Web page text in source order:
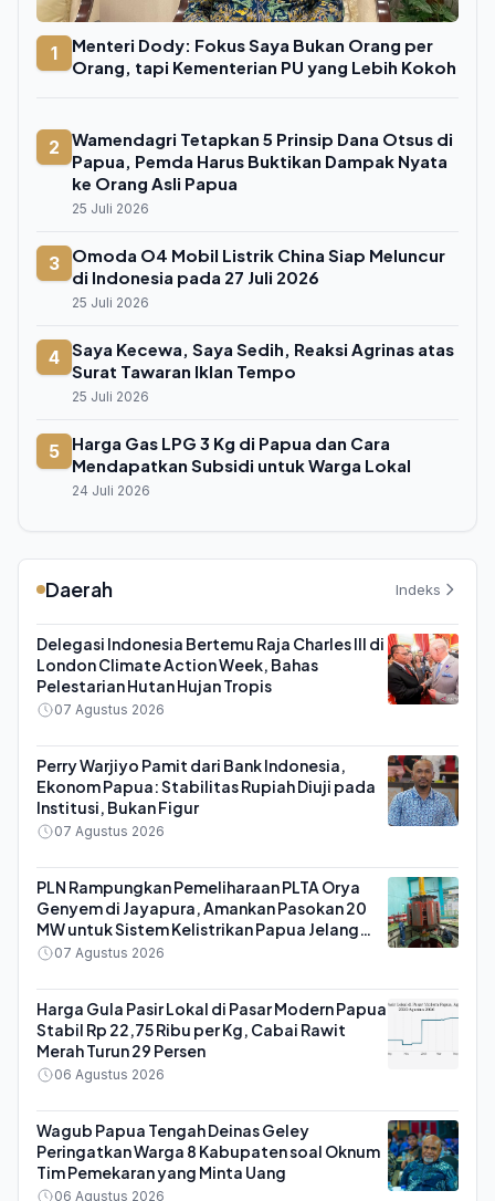
1
Menteri Dody: Fokus Saya Bukan Orang per
Orang, tapi Kementerian PU yang Lebih Kokoh
2
Wamendagri Tetapkan 5 Prinsip Dana Otsus di
Papua, Pemda Harus Buktikan Dampak Nyata
ke Orang Asli Papua
25 Juli 2026
3
Omoda O4 Mobil Listrik China Siap Meluncur
di Indonesia pada 27 Juli 2026
25 Juli 2026
4 Saya Kecewa, Saya Sedih, Reaksi Agrinas atas
Surat Tawaran Iklan Tempo
25 Juli 2026
5
Harga Gas LPG 3 Kg di Papua dan Cara
Mendapatkan Subsidi untuk Warga Lokal
24 Juli 2026
Daerah Indeks
Delegasi Indonesia Bertemu Raja Charles III di
London Climate Action Week, Bahas
Pelestarian Hutan Hujan Tropis
07 Agustus 2026
Perry Warjiyo Pamit dari Bank Indonesia,
Ekonom Papua: Stabilitas Rupiah Diuji pada
Institusi, Bukan Figur
07 Agustus 2026
PLN Rampungkan Pemeliharaan PLTA Orya
Genyem di Jayapura, Amankan Pasokan 20
MW untuk Sistem Kelistrikan Papua Jelang
HUT ke-81 RI
07 Agustus 2026
Harga Gula Pasir Lokal di Pasar Modern Papua
Stabil Rp 22,75 Ribu per Kg, Cabai Rawit
Merah Turun 29 Persen
06 Agustus 2026
Wagub Papua Tengah Deinas Geley
Peringatkan Warga 8 Kabupaten soal Oknum
Tim Pemekaran yang Minta Uang
06 Agustus 2026